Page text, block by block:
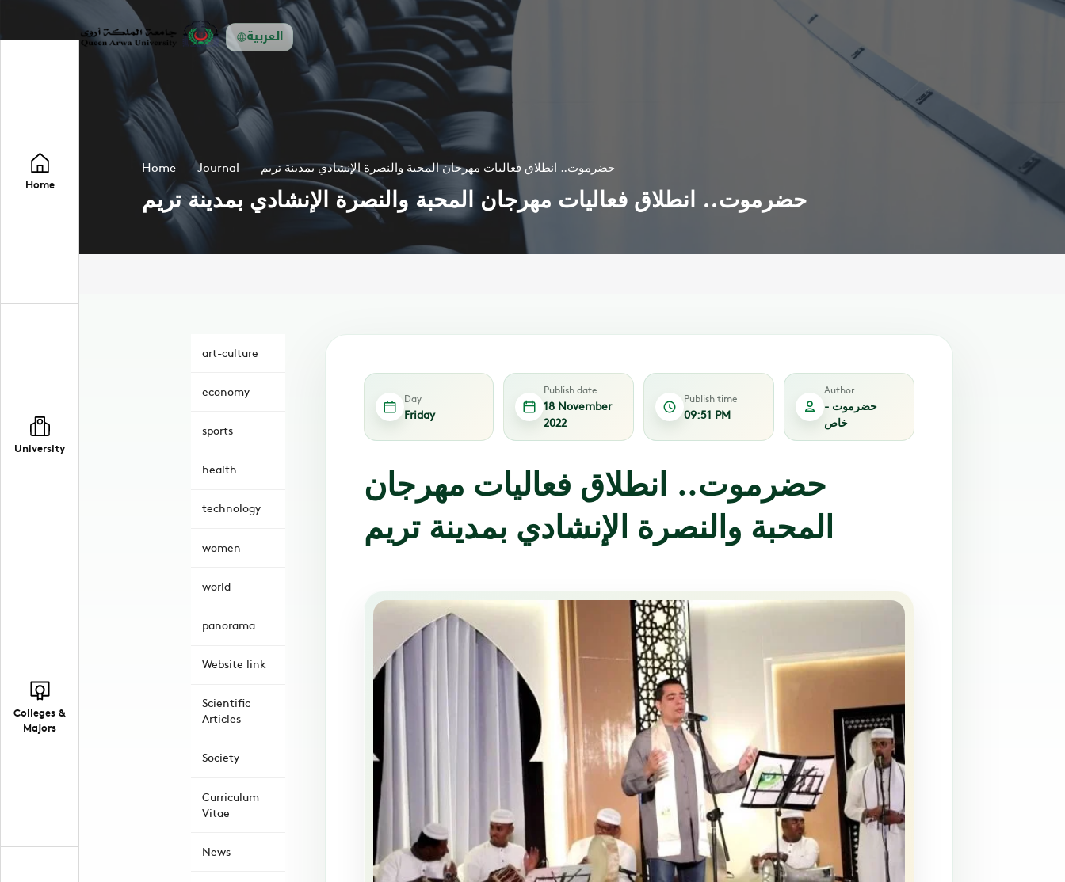
العربية
Home
University
Colleges &
Majors
Home Journal حضرموت.. انطلاق فعاليات مهرجان المحبة والنصرة الإنشادي بمدينة تريم
حضرموت.. انطلاق فعاليات مهرجان المحبة والنصرة الإنشادي بمدينة تريم
art-culture
economy
sports
health
technology
women
world
panorama
Website link
Scientific
Articles
Society
Curriculum
Vitae
News
Day
Friday
Publish date
18 November
2022
Publish time
09:51 PM
Author
حضرموت -
خاص
حضرموت.. انطلاق فعاليات مهرجان
المحبة والنصرة الإنشادي بمدينة تريم